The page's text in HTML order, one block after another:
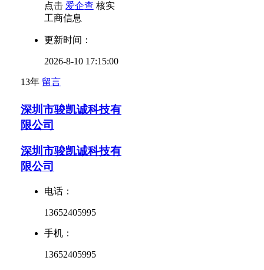
点击 爱企查 核实
工商信息
更新时间：
2026-8-10 17:15:00
13年 留言
深圳市骏凯诚科技有
限公司
深圳市骏凯诚科技有
限公司
电话：
13652405995
手机：
13652405995